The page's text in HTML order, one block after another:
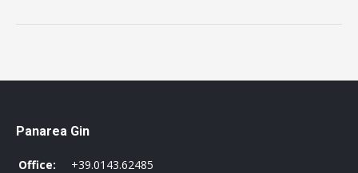
Panarea Gin
Office:
+39.0143.62485